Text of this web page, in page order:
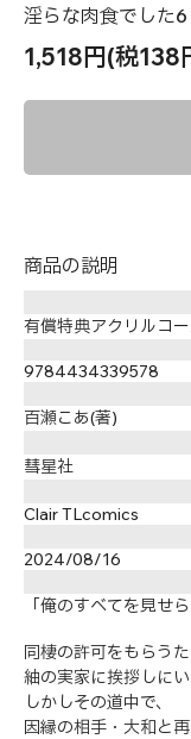
淫らな肉食でした6
1,518円(税138
商品の説明
有償特典アクリルコ
9784434339578
百瀬こあ(著)
彗星社
Clair TLcomics
2024/08/16
「俺のすべてを見せ
同棲の許可をもらう
紬の実家に挨拶しにい
しかしその道中で、
因縁の相手・大和と